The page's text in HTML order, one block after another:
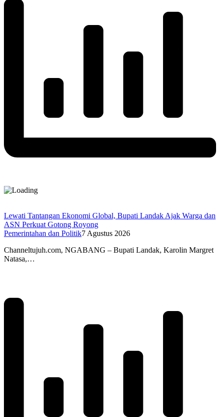
Lewati Tantangan Ekonomi Global, Bupati Landak Ajak Warga dan
ASN Perkuat Gotong Royong
Pemerintahan dan Politik7 Agustus 2026
Channeltujuh.com, NGABANG – Bupati Landak, Karolin Margret
Natasa,…